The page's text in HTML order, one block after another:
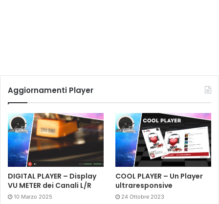
Aggiornamenti Player
DIGITAL PLAYER – Display
VU METER dei Canali L/R
10 Marzo 2025
COOL PLAYER – Un Player
ultraresponsive
24 Ottobre 2023